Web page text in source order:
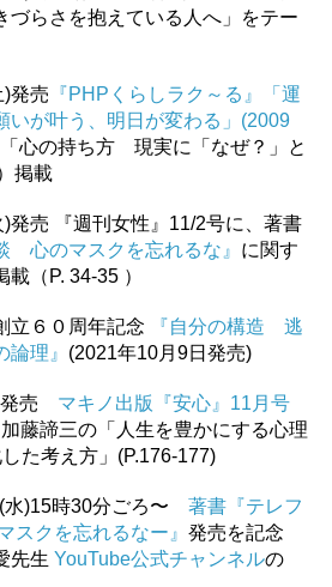
づらさを抱えている人へ」をテー
発売 『PHPくらしラク～る』「運
が叶う、明日が変わる」(2009
心の持ち方 現実に「なぜ？」と
掲載
発売 『週刊女性』11/2号に、著書
心のマスクを忘れるな』 に関す
（P. 34-35 ）
立６０周年記念
『自分の構造 逃
理』 (2021年10月9日発売)
発売 マキノ出版『安心』11月号
藤諦三の「人生を豊かにする心理
た考え方」(P.176-177)
水)15時30分ごろ〜 著書『テレフ
スクを忘れるなー』 発売を記念
先生 YouTube公式チャンネルの